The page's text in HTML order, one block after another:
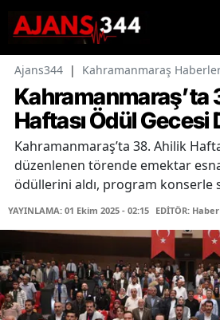
Ajans344 | Kahramanmaraş
Kahramanmaraş’ta
Haftası Ödül
Kahramanmaraş’ta 38. Ahilik
düzenlenen törende emektar
ödüllerini aldı, program konserle
YAYINLAMA: 01 Ekim 2025 - 02:15 EDİTÖR: